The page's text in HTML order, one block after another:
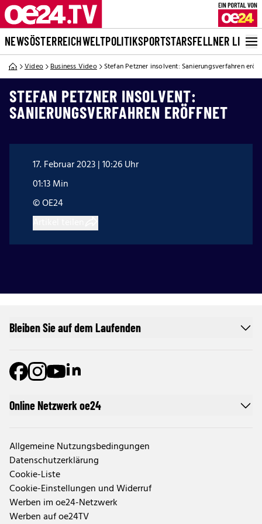
NEWSÖSTERREICHWELTPOLITIKSPORTSTARSFELLNER LIVE
Video Business Video Stefan Petzner insolvent: Sanierungsverfahren
STEFAN PETZNER INSOLVENT:
SANIERUNGSVERFAHREN ERÖFFNET
17. Februar 2023 | 10:26 Uhr
01:13 Min
© OE24
Online Netzwerk oe24
Allgemeine Nutzungsbedingungen
Datenschutzerklärung
Cookie-Liste
Cookie-Einstellungen und Widerruf
Werben im oe24-Netzwerk
Werben auf oe24TV
Bleiben Sie auf dem Laufenden